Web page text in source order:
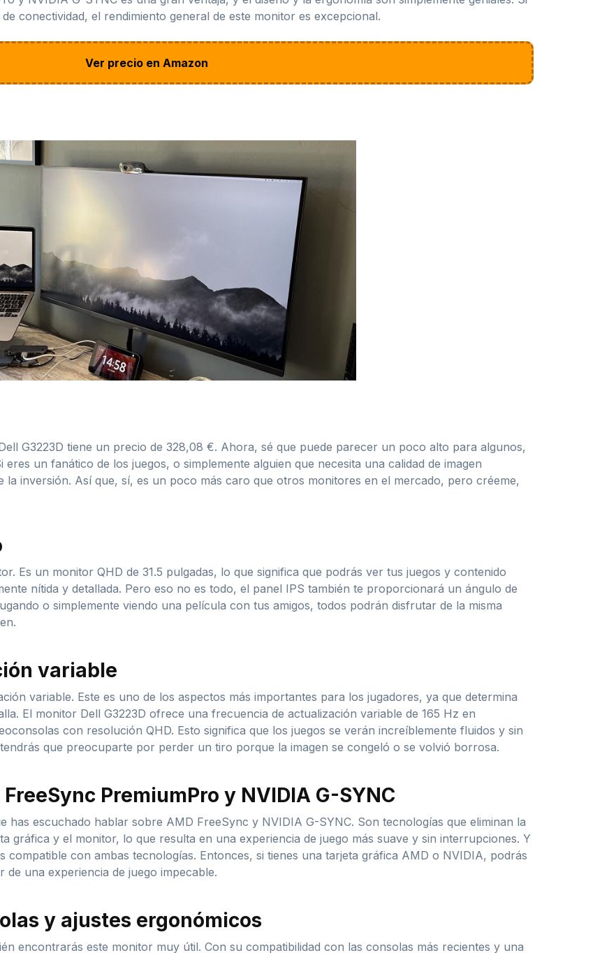
conectividad, el rendimiento general de este monitor es excepcional.
Ver precio en Amazon
G3223D tiene un precio de 328,08 €. Ahora, sé que puede parecer un poco alto para algunos,
un fanático de los juegos, o simplemente alguien que necesita una calidad de imagen
la inversión. Así que, sí, es un poco más caro que otros monitores en el mercado, pero créeme,
Es un monitor QHD de 31.5 pulgadas, lo que significa que podrás ver tus juegos y contenido
nítida y detallada. Pero eso no es todo, el panel IPS también te proporcionará un ángulo de
o simplemente viendo una película con tus amigos, todos podrán disfrutar de la misma
variable
variable. Este es uno de los aspectos más importantes para los jugadores, ya que determina
El monitor Dell G3223D ofrece una frecuencia de actualización variable de 165 Hz en
con resolución QHD. Esto significa que los juegos se verán increíblemente fluidos y sin
que preocuparte por perder un tiro porque la imagen se congeló o se volvió borrosa.
PremiumPro y NVIDIA G-SYNC
has escuchado hablar sobre AMD FreeSync y NVIDIA G-SYNC. Son tecnologías que eliminan la
gráfica y el monitor, lo que resulta en una experiencia de juego más suave y sin interrupciones. Y
compatible con ambas tecnologías. Entonces, si tienes una tarjeta gráfica AMD o NVIDIA, podrás
una experiencia de juego impecable.
y ajustes ergonómicos
encontrarás este monitor muy útil. Con su compatibilidad con las consolas más recientes y una